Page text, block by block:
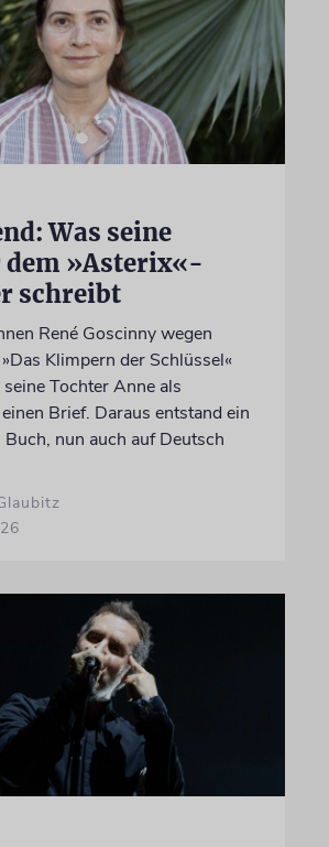
Was seine
dem »Asterix«-
schreibt
René Goscinny wegen
Klimpern der Schlüssel«
Tochter Anne als
Brief. Daraus entstand ein
nun auch auf Deutsch